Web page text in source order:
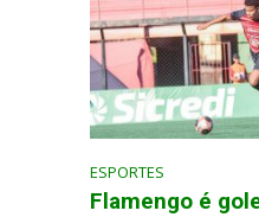
ESPORTES
Flamengo é